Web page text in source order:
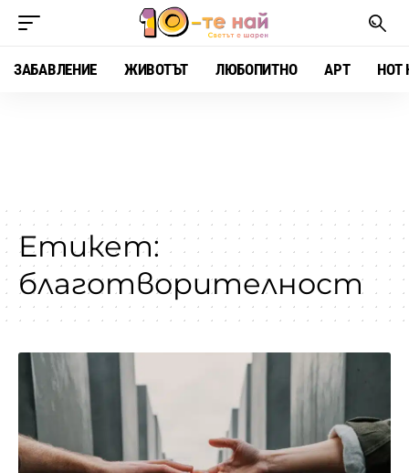
ЗАБАВЛЕНИЕ ЖИВОТЪТ ЛЮБОПИТНО АРТ HOT
Етикет:
благотворителност